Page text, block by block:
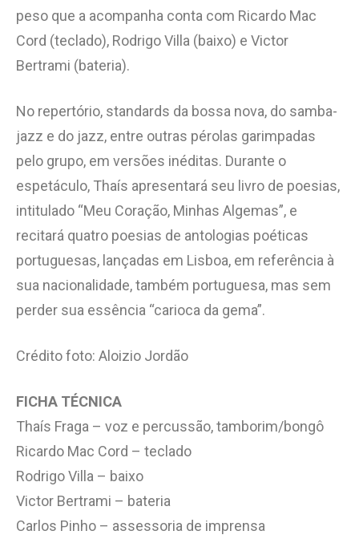
peso que a acompanha conta com Ricardo Mac
Cord (teclado), Rodrigo Villa (baixo) e Victor
Bertrami (bateria).
No repertório, standards da bossa nova, do samba-
jazz e do jazz, entre outras pérolas garimpadas
pelo grupo, em versões inéditas. Durante o
espetáculo, Thaís apresentará seu livro de poesias,
intitulado “Meu Coração, Minhas Algemas”, e
recitará quatro poesias de antologias poéticas
portuguesas, lançadas em Lisboa, em referência à
sua nacionalidade, também portuguesa, mas sem
perder sua essência “carioca da gema”.
Crédito foto: Aloizio Jordão
FICHA TÉCNICA
Thaís Fraga – voz e percussão, tamborim/bongô
Ricardo Mac Cord – teclado
Rodrigo Villa – baixo
Victor Bertrami – bateria
Carlos Pinho – assessoria de imprensa